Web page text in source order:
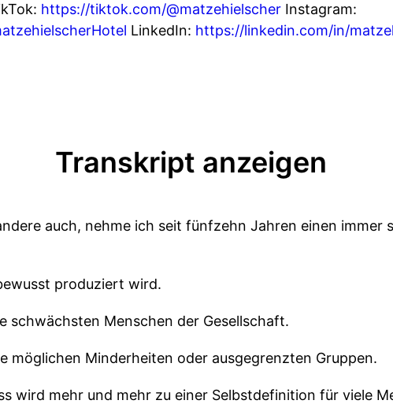
https://tiktok.com/@matzehielscher Instagram:
LinkedIn: https://linkedin.com/in/
Transkript anzeigen
auch, nehme ich seit fünfzehn Jahren einen immer
produziert wird.
schwächsten Menschen der Gesellschaft.
möglichen Minderheiten oder ausgegrenzten Gruppen.
wird mehr und mehr zu einer Selbstdefinition für viele